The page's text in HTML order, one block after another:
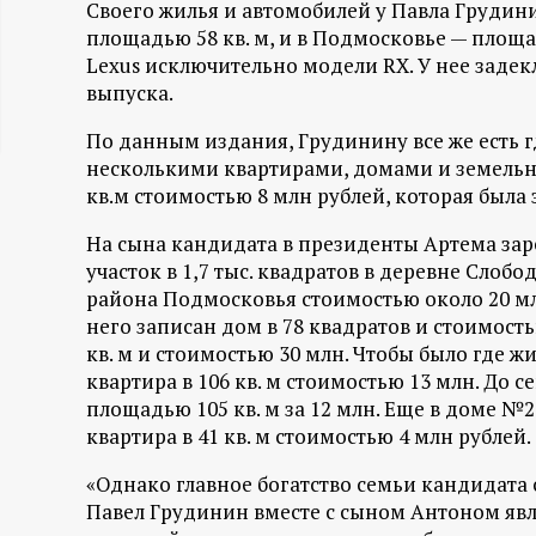
ц
и
о
н
н
ы
й
п
о
Своего жилья и автомобилей у Павла
площадью 58 кв. м, и в Подмосковье —
Lexus исключительно модели RX. У нее
выпуска.
По данным издания, Грудинину все же есть
несколькими квартирами, домами и
кв.м стоимостью 8 млн рублей, которая была
На сына кандидата в президенты Артема
участок в 1,7 тыс. квадратов в деревне
района Подмосковья стоимостью около 20
него записан дом в 78 квадратов и
кв. м и стоимостью 30 млн. Чтобы было где
квартира в 106 кв. м стоимостью 13 млн. До
площадью 105 кв. м за 12 млн. Еще в доме
квартира в 41 кв. м стоимостью 4 млн рублей.
«Однако главное богатство семьи
Павел Грудинин вместе с сыном Антоном